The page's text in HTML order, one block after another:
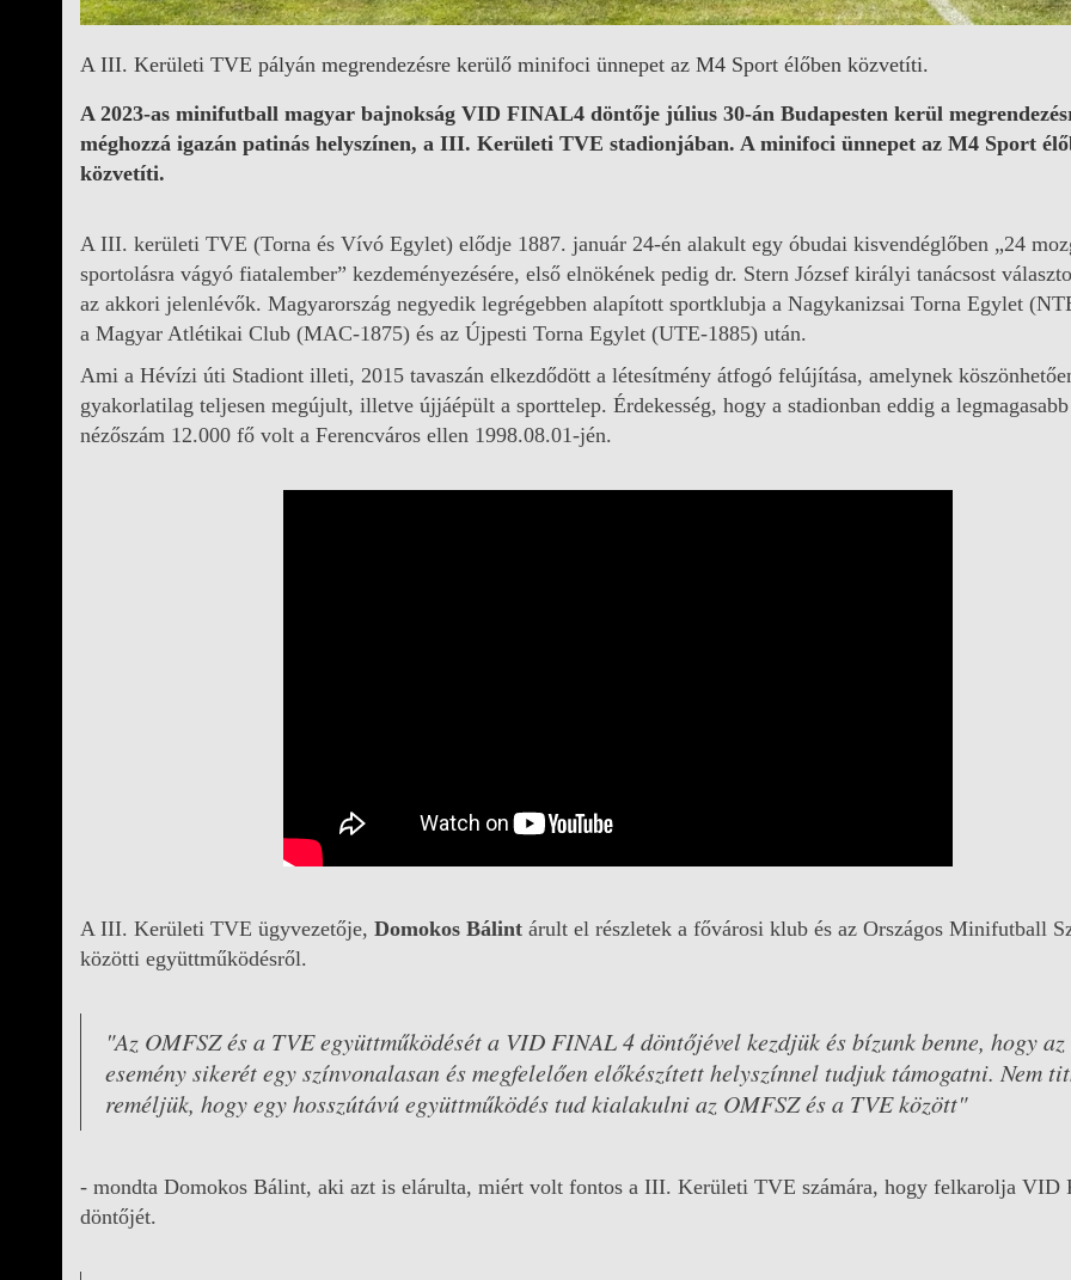
A III. Kerületi TVE pályán megrendezésre kerülő minifoci ünnepet az M4 Sport élőben közvetíti.
A 2023-as minifutball magyar bajnokság VID FINAL4 döntője július 30-án Budapesten kerül
méghozzá igazán patinás helyszínen, a III. Kerületi TVE stadionjában. A minifoci ünnepet az M4 Sport
közvetíti.
A III. kerületi TVE (Torna és Vívó Egylet) elődje 1887. január 24-én alakult egy óbudai kisvendéglőben „24
sportolásra vágyó fiatalember” kezdeményezésére, első elnökének pedig dr. Stern József királyi tanácsost
az akkori jelenlévők. Magyarország negyedik legrégebben alapított sportklubja a Nagykanizsai Torna Egylet
a Magyar Atlétikai Club (MAC-1875) és az Újpesti Torna Egylet (UTE-1885) után.
Ami a Hévízi úti Stadiont illeti, 2015 tavaszán elkezdődött a létesítmény átfogó felújítása, amelynek
gyakorlatilag teljesen megújult, illetve újjáépült a sporttelep. Érdekesség, hogy a stadionban eddig a legmagasabb
nézőszám 12.000 fő volt a Ferencváros ellen 1998.08.01-jén.
A III. Kerületi TVE ügyvezetője, Domokos Bálint árult el részletek a fővárosi klub és az Országos Minifutball
közötti együttműködésről.
"Az OMFSZ és a TVE együttműködését a VID FINAL 4 döntőjével kezdjük és bízunk benne, hogy az
esemény sikerét egy színvonalasan és megfelelően előkészített helyszínnel tudjuk támogatni. Nem
reméljük, hogy egy hosszútávú együttműködés tud kialakulni az OMFSZ és a TVE között"
- mondta Domokos Bálint, aki azt is elárulta, miért volt fontos a III. Kerületi TVE számára, hogy felkarolja VID
döntőjét.